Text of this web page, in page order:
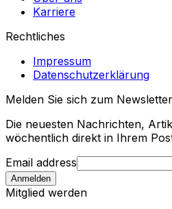
Karriere
Rechtliches
Impressum
Datenschutzerklärung
Melden Sie sich zum
Die neuesten Nachrichten,
wöchentlich direkt in Ihrem
Email address
Anmelden
Mitglied werden